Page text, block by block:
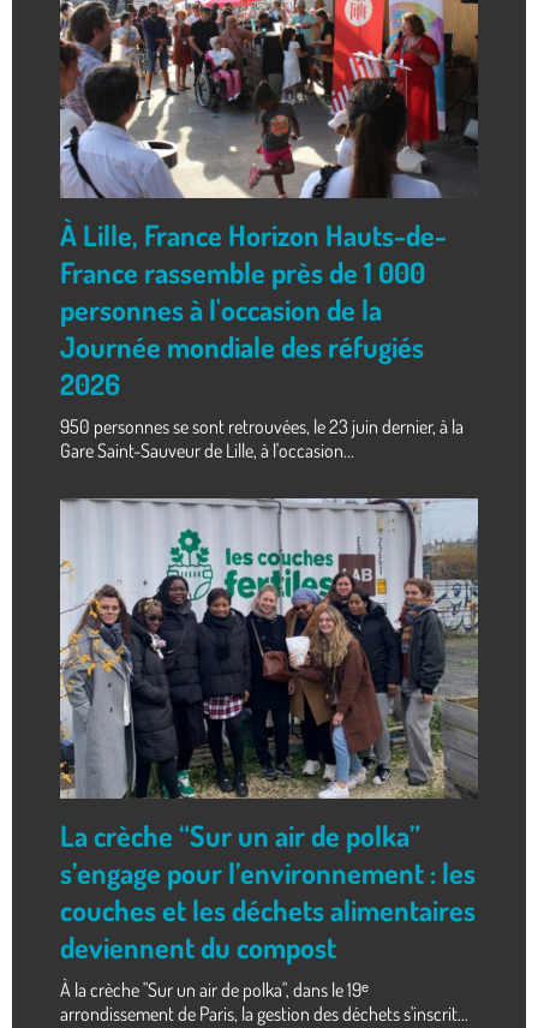
À Lille, France Horizon Hauts-de-
France rassemble près de 1 000
personnes à l'occasion de la
Journée mondiale des réfugiés
2026
950 personnes se sont retrouvées, le 23 juin dernier, à la
Gare Saint-Sauveur de Lille, à l'occasion...
La crèche “Sur un air de polka”
s’engage pour l’environnement : les
couches et les déchets alimentaires
deviennent du compost
À la crèche "Sur un air de polka", dans le 19ᵉ
arrondissement de Paris, la gestion des déchets s'inscrit...